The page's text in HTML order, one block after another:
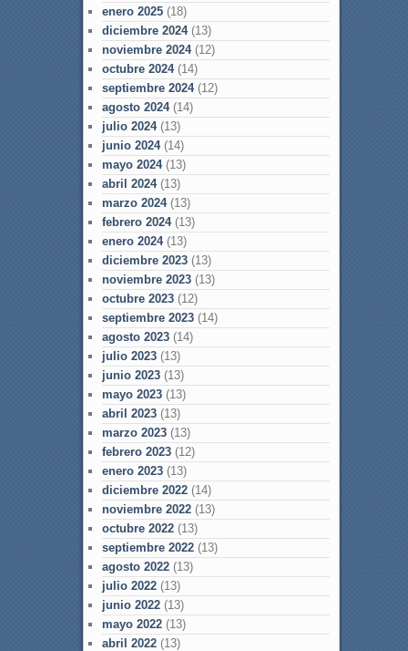
enero 2025(18)
diciembre 2024(13)
noviembre 2024(12)
octubre 2024(14)
septiembre 2024(12)
agosto 2024(14)
julio 2024(13)
junio 2024(14)
mayo 2024(13)
abril 2024(13)
marzo 2024(13)
febrero 2024(13)
enero 2024(13)
diciembre 2023(13)
noviembre 2023(13)
octubre 2023(12)
septiembre 2023(14)
agosto 2023(14)
julio 2023(13)
junio 2023(13)
mayo 2023(13)
abril 2023(13)
marzo 2023(13)
febrero 2023(12)
enero 2023(13)
diciembre 2022(14)
noviembre 2022(13)
octubre 2022(13)
septiembre 2022(13)
agosto 2022(13)
julio 2022(13)
junio 2022(13)
mayo 2022(13)
abril 2022(13)